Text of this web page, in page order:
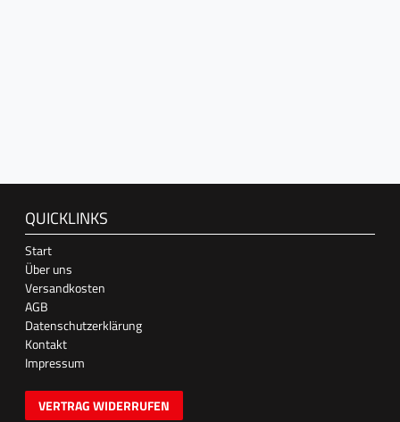
QUICKLINKS
Start
Über uns
Versandkosten
AGB
Datenschutzerklärung
Kontakt
Impressum
VERTRAG WIDERRUFEN